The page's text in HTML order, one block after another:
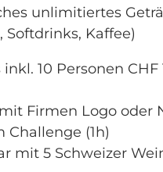
unlimitiertes
Softdrinks, Kaffee)
10 Personen CHF
mit Firmen Logo
Challenge (1h)
mit 5 Schweizer